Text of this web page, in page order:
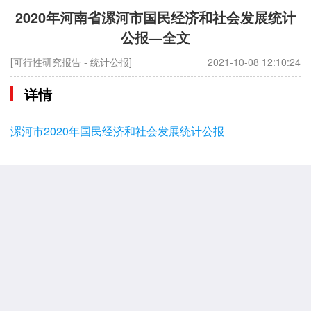
2020年河南省漯河市国民经济和社会发展统计
公报—全文
[可行性研究报告 - 统计公报] 2021-10-08 12:10:24
详情
漯河市2020年国民经济和社会发展统计公报